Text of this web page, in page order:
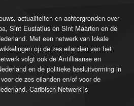
actualiteiten en achtergronden over
Sint Eustatius en Sint Maarten en de
Met een netwerk van lokale
op de zes eilanden van het
volgt ook de Antilliaanse en
en de politieke besluitvorming in
de zes eilanden en/of voor de
Caribisch Netwerk is